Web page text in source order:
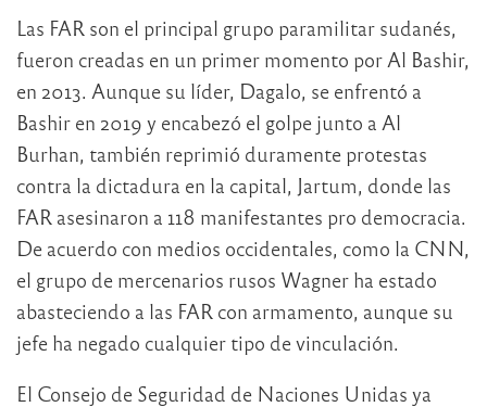
Las FAR son el principal grupo paramilitar sudanés,
fueron creadas en un primer momento por Al Bashir,
en 2013. Aunque su líder, Dagalo, se enfrentó a
Bashir en 2019 y encabezó el golpe junto a Al
Burhan, también reprimió duramente protestas
contra la dictadura en la capital, Jartum, donde las
FAR asesinaron a 118 manifestantes pro democracia.
De acuerdo con medios occidentales, como la CNN,
el grupo de mercenarios rusos Wagner ha estado
abasteciendo a las FAR con armamento, aunque su
jefe ha negado cualquier tipo de vinculación.
El Consejo de Seguridad de Naciones Unidas ya